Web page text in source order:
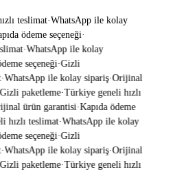
teslimat·WhatsApp ile kolay
ödeme seçeneği·
·WhatsApp ile kolay
seçeneği·Gizli
WhatsApp ile kolay sipariş·Orijinal
paketleme·Türkiye geneli hızlı
ürün garantisi·Kapıda ödeme
hızlı teslimat·WhatsApp ile kolay
seçeneği·Gizli
WhatsApp ile kolay sipariş·Orijinal
paketleme·Türkiye geneli hızlı